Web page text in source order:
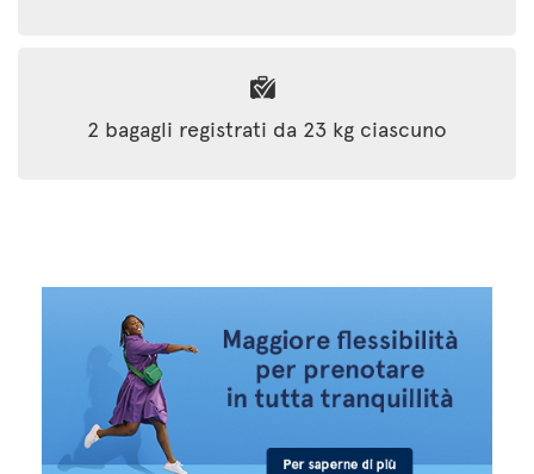
2 bagagli registrati da 23 kg ciascuno